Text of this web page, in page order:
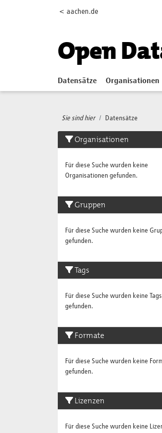
< aachen.de
Open
Datensätze Organisationen
Sie sind hier Datensätze
Organisationen
Für diese Suche wurden keine
Organisationen gefunden.
Gruppen
Für diese Suche wurden keine
gefunden.
Tags
Für diese Suche wurden keine Tags
gefunden.
Formate
Für diese Suche wurden keine
gefunden.
Lizenzen
Für diese Suche wurden keine